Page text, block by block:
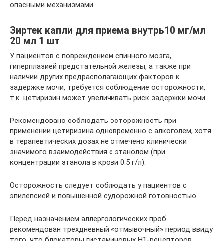
опасными механизмами.
Зиртек капли для приема внутрь10 мг/мл
20 мл 1 шт
У пациентов с повреждением спинного мозга,
гиперплазией предстательной железы, а также при
наличии других предрасполагающих факторов к
задержке мочи, требуется соблюдение осторожности,
т.к. цетиризин может увеличивать риск задержки мочи.
Рекомендовано соблюдать осторожность при
применении цетиризина одновременно с алкоголем, хотя
в терапевтических дозах не отмечено клинически
значимого взаимодействия с этанолом (при
концентрации этанола в крови 0.5 г/л).
Осторожность следует соблюдать у пациентов с
эпилепсией и повышенной судорожной готовностью.
Перед назначением аллергологических проб
рекомендован трехдневный «отмывочный» период ввиду